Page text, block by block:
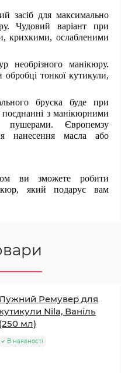
засіб для максимально
Чудовий варіант при
крихкими, ослабленими
необрізного манікюру.
тонкої кутикули,
бруска буде при
поєднанні з манікюрними
пушерами. Європемзу
нанесення масла або
ви зможете робити
який подарує вам
Ремувер для
кутикули Nila, Ваніль
(250 мл)
В наявності